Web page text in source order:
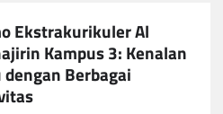
Ekstrakurikuler Al
Kampus 3: Kenalan
dengan Berbagai